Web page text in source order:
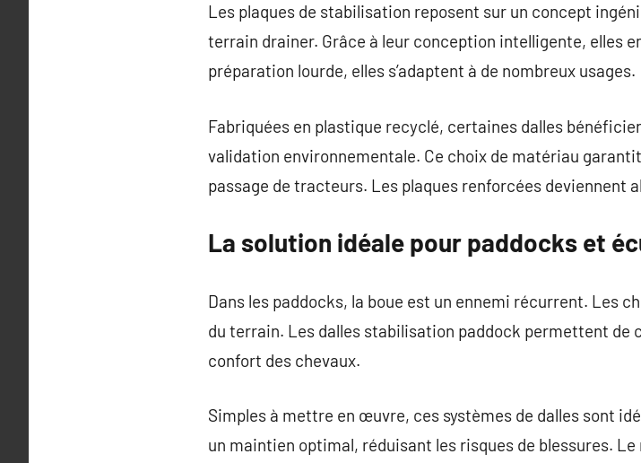
Les plaques de stabilisation reposent sur un concept
terrain drainer. Grâce à leur conception intelligente, elles
préparation lourde, elles s’adaptent à de nombreux usages.
Fabriquées en plastique recyclé, certaines dalles
validation environnementale. Ce choix de matériau
passage de tracteurs. Les plaques renforcées deviennent
La solution idéale pour paddocks et
Dans les paddocks, la boue est un ennemi récurrent. Les
du terrain. Les dalles stabilisation paddock permettent
confort des chevaux.
Simples à mettre en œuvre, ces systèmes de dalles sont
un maintien optimal, réduisant les risques de blessures.